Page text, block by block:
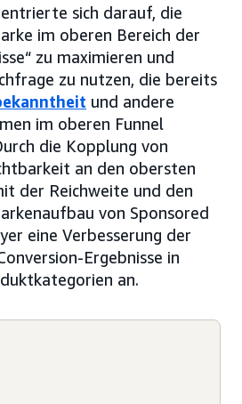
sich darauf, die
im oberen Bereich der
zu maximieren und
zu nutzen, die bereits
und andere
im oberen Funnel
die Kopplung von
an den obersten
der Reichweite und den
von Sponsored
eine Verbesserung der
Ergebnisse in
an.